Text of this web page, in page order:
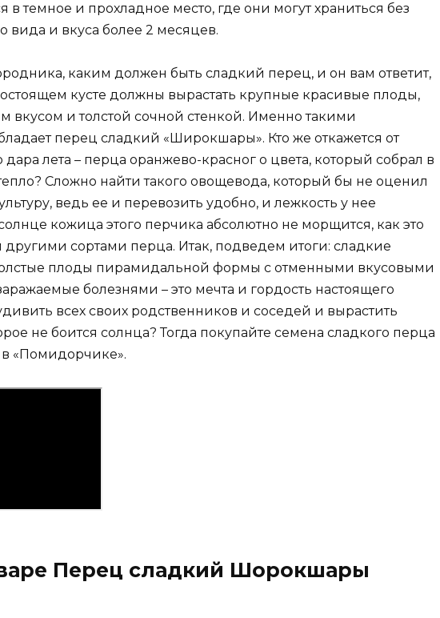
темное и прохладное место, где они могут храниться без
вида и вкуса более 2 месяцев.
каким должен быть сладкий перец, и он вам ответит,
кусте должны вырастать крупные красивые плоды,
вкусом и толстой сочной стенкой. Именно такими
перец сладкий «Широкшары». Кто же откажется от
дара лета – перца оранжево-красног о цвета, который собрал в
Сложно найти такого овощевода, который бы не оценил
ведь ее и перевозить удобно, и лежкость у нее
кожица этого перчика абсолютно не морщится, как это
другими сортами перца. Итак, подведем итоги: сладкие
плоды пирамидальной формы с отменными вкусовыми
болезнями – это мечта и гордость настоящего
всех своих родственников и соседей и вырастить
не боится солнца? Тогда покупайте семена сладкого перца
«Помидорчике».
Перец сладкий Шорокшары